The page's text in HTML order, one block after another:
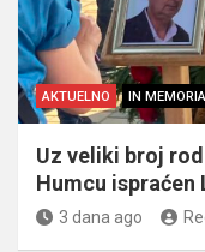
AKTUELNO IN
Uz veliki broj
Humcu ispraćen
3 dana ago